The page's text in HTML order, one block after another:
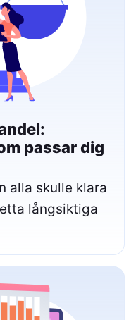
passar dig
alla skulle klara
långsiktiga